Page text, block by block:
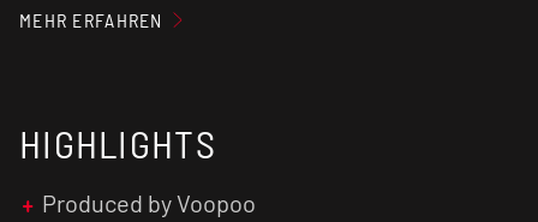
Ein Muss für alle DL-Liebhaber!
MEHR ERFAHREN
HIGHLIGHTS
Produced by Voopoo